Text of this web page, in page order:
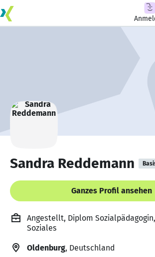
Sandra Reddemann
Ganzes Profil ansehen
Angestellt, Diplom
Soziales
Oldenburg, Deutschland